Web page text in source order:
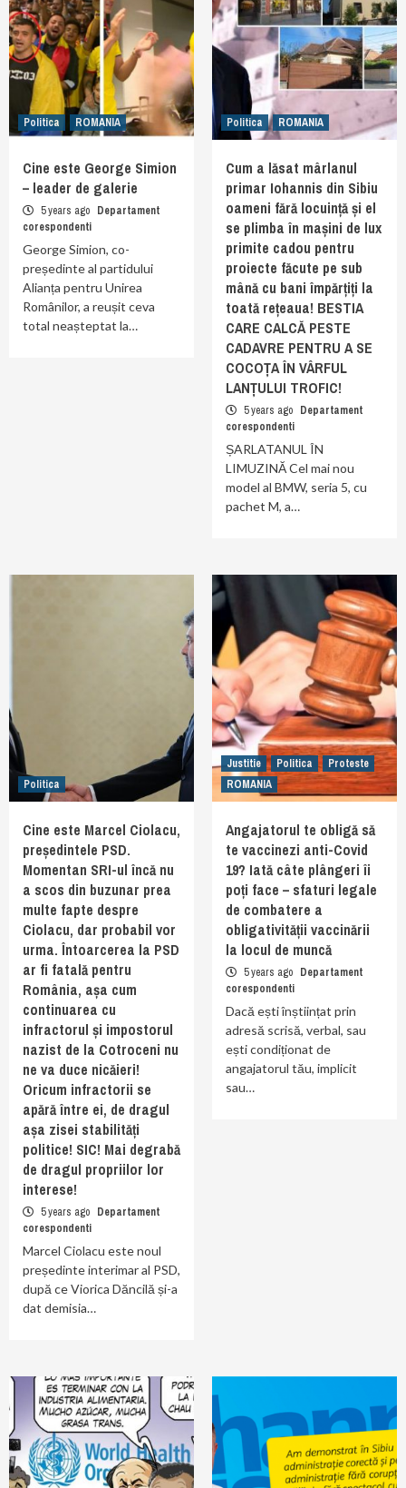
Politica ROMANIA
Cine este George Simion
– leader de galerie
5 years ago Departament
corespondenti
George Simion, co-
președinte al partidului
Alianța pentru Unirea
Românilor, a reușit ceva
total neașteptat la…
Politica ROMANIA
Cum a lăsat mârlanul
primar Iohannis din Sibiu
oameni fără locuință și el
se plimba în mașini de lux
primite cadou pentru
proiecte făcute pe sub
mână cu bani împărțiți la
toată rețeaua! BESTIA
CARE CALCĂ PESTE
CADAVRE PENTRU A SE
COCOȚA ÎN VÂRFUL
LANȚULUI TROFIC!
5 years ago Departament
corespondenti
ȘARLATANUL ÎN
LIMUZINĂ Cel mai nou
model al BMW, seria 5, cu
pachet M, a…
Politica
Cine este Marcel Ciolacu,
președintele PSD.
Momentan SRI-ul încă nu
a scos din buzunar prea
multe fapte despre
Ciolacu, dar probabil vor
urma. Întoarcerea la PSD
ar fi fatală pentru
România, așa cum
continuarea cu
infractorul și impostorul
nazist de la Cotroceni nu
ne va duce nicăieri!
Oricum infractorii se
apără între ei, de dragul
așa zisei stabilități
politice! SIC! Mai degrabă
de dragul propriilor lor
interese!
5 years ago Departament
corespondenti
Marcel Ciolacu este noul
președinte interimar al PSD,
după ce Viorica Dăncilă și-a
dat demisia…
Justitie Politica
Proteste
ROMANIA
Angajatorul te obligă să
te vaccinezi anti-Covid
19? Iată câte plângeri îi
poți face – sfaturi legale
de combatere a
obligativității vaccinării
la locul de muncă
5 years ago Departament
corespondenti
Dacă ești înștiințat prin
adresă scrisă, verbal, sau
ești condiționat de
angajatorul tău, implicit
sau…